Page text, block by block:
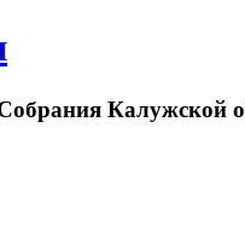
Собрания